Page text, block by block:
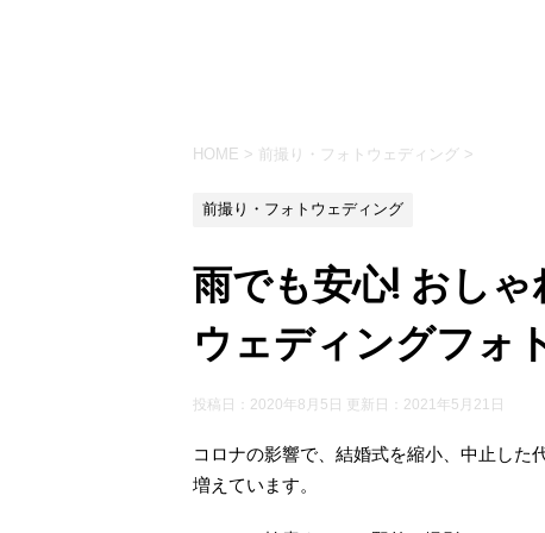
HOME > 前撮り・フォトウェディング >
前撮り・フォトウェディング
雨でも安心! おし
ウェディングフォ
投稿日：2020年8月5日 更新日： 2021年5月21日
コロナの影響で、結婚式を縮小、中止した
増えています。